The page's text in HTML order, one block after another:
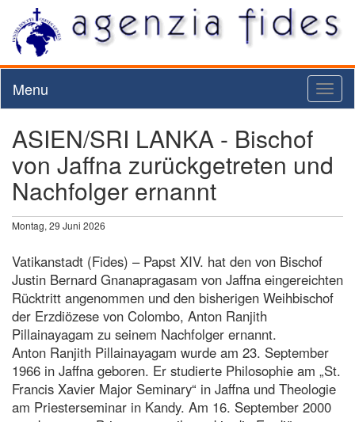
Menu
ASIEN/SRI LANKA - Bischof
von Jaffna zurückgetreten und
Nachfolger ernannt
Montag, 29 Juni 2026
Vatikanstadt (Fides) – Papst XIV. hat den von Bischof
Justin Bernard Gnanapragasam von Jaffna eingereichten
Rücktritt angenommen und den bisherigen Weihbischof
der Erzdiözese von Colombo, Anton Ranjith
Pillainayagam zu seinem Nachfolger ernannt.
Anton Ranjith Pillainayagam wurde am 23. September
1966 in Jaffna geboren. Er studierte Philosophie am „St.
Francis Xavier Major Seminary“ in Jaffna und Theologie
am Priesterseminar in Kandy. Am 16. September 2000